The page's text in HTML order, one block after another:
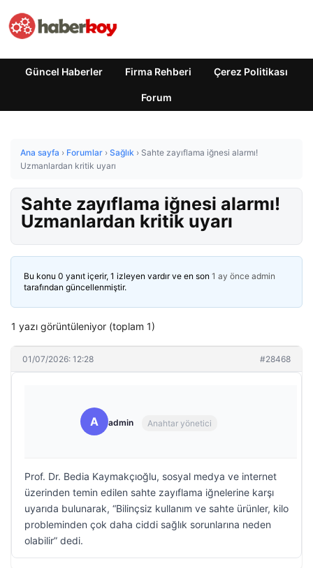
Güncel Haberler Firma Rehberi Çerez Politikası
Forum
Ana sayfa › Forumlar › Sağlık › Sahte zayıflama iğnesi alarmı!
Uzmanlardan kritik uyarı
Sahte zayıflama iğnesi alarmı!
Uzmanlardan kritik uyarı
Bu konu 0 yanıt içerir, 1 izleyen vardır ve en son 1 ay önce admin
tarafından güncellenmiştir.
1 yazı görüntüleniyor (toplam 1)
01/07/2026: 12:28 #28468
A admin Anahtar yönetici
Prof. Dr. Bedia Kaymakçıoğlu, sosyal medya ve internet
üzerinden temin edilen sahte zayıflama iğnelerine karşı
uyarıda bulunarak, “Bilinçsiz kullanım ve sahte ürünler, kilo
probleminden çok daha ciddi sağlık sorunlarına neden
olabilir” dedi.